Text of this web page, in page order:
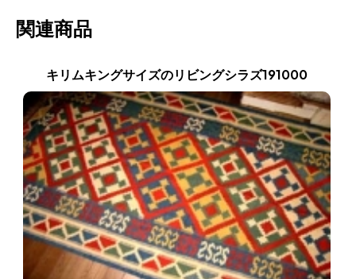
関連商品
キリムキングサイズのリビングシラズ191000